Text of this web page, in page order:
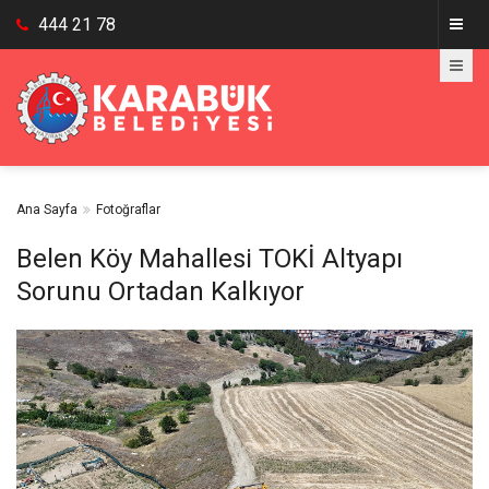
444 21 78
Ana Sayfa Fotoğraflar
Belen Köy Mahallesi TOKİ Altyapı
Sorunu Ortadan Kalkıyor